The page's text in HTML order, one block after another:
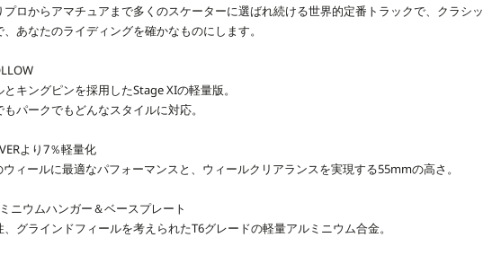
プロからアマチュアまで多くのスケーターに選ばれ続ける世界的定番トラックで、クラシ
あなたのライディングを確かなものにします。
キングピンを採用したStage XIの軽量版。
パークでもどんなスタイルに対応。
より7％軽量化
ィールに最適なパフォーマンスと、ウィールクリアランスを実現する55mmの高さ。
ニウムハンガー＆ベースプレート
グラインドフィールを考えられたT6グレードの軽量アルミニウム合金。